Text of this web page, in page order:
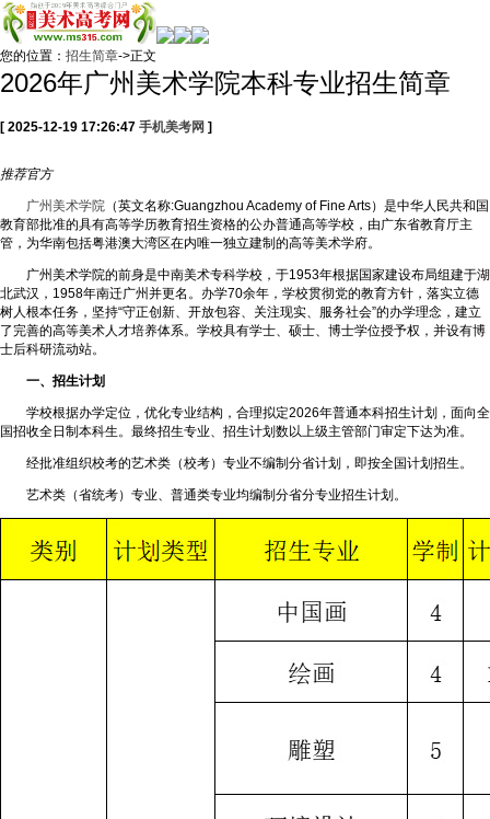
您的位置： 招生简章->正文
2026年广州美术学院本科专业招生简章
[ 2025-12-19 17:26:47 手机美考网 ]
推荐官方
广州美术学院 （英文名称:Guangzhou Academy of Fine Arts）是中华人民共和国
教育部批准的具有高等学历教育招生资格的公办普通高等学校，由广东省教育厅主
管，为华南包括粤港澳大湾区在内唯一独立建制的高等美术学府。
广州美术学院的前身是中南美术专科学校，于1953年根据国家建设布局组建于湖
北武汉，1958年南迁广州并更名。办学70余年，学校贯彻党的教育方针，落实立德
树人根本任务，坚持“守正创新、开放包容、关注现实、服务社会”的办学理念，建立
了完善的高等美术人才培养体系。学校具有学士、硕士、博士学位授予权，并设有博
士后科研流动站。
一、招生计划
学校根据办学定位，优化专业结构，合理拟定2026年普通本科招生计划，面向全
国招收全日制本科生。最终招生专业、招生计划数以上级主管部门审定下达为准。
经批准组织校考的艺术类（校考）专业不编制分省计划，即按全国计划招生。
艺术类（省统考）专业、普通类专业均编制分省分专业招生计划。